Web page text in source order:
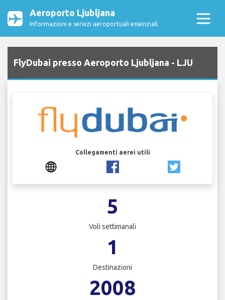
Aeroporto Ljubljana
Informazioni e servizi aeroportuali essenziali
FlyDubai presso Aeroporto Ljubljana - LJU
Collegamenti aerei utili
5
Voli settimanali
1
Destinazioni
2008